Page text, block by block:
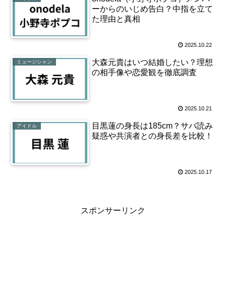
ーからのいじめ告白？中指を立て
た理由と真相
2025.10.22
ミュージシャン
大森元貴はいつ結婚したい？理想
の相手像や恋愛観を徹底調査
2025.10.21
アイドル
目黒蓮の身長は185cm？サバ読み
疑惑や共演者との身長差を比較！
2025.10.17
スポンサーリンク